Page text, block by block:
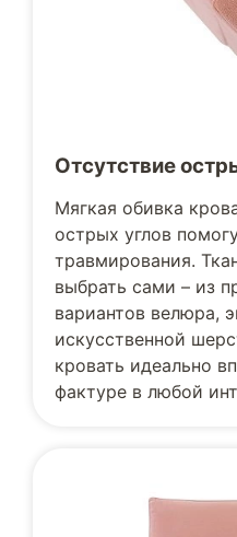
Отсутствие
Мягкая обивка
острых углов
травмирования.
выбрать сами – из
вариантов велюра,
искусственной
кровать идеально
фактуре в любой